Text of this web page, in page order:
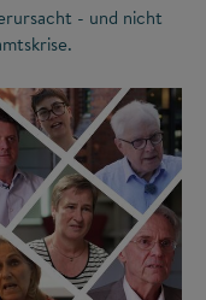
- und nicht